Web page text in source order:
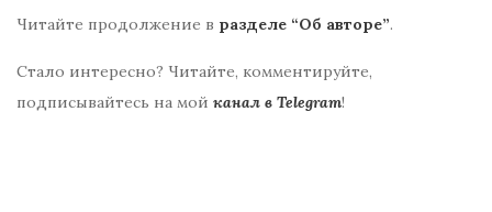
Читайте продолжение в разделе “Об авторе”.
Стало интересно? Читайте, комментируйте,
подписывайтесь на мой канал в Telegram!